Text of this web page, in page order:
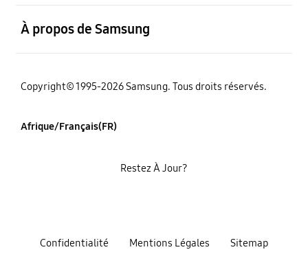
À propos de Samsung
Copyright© 1995-2026 Samsung. Tous droits réservés.
Afrique/Français(FR)
Confidentialité Mentions Légales Sitemap
Restez À Jour?